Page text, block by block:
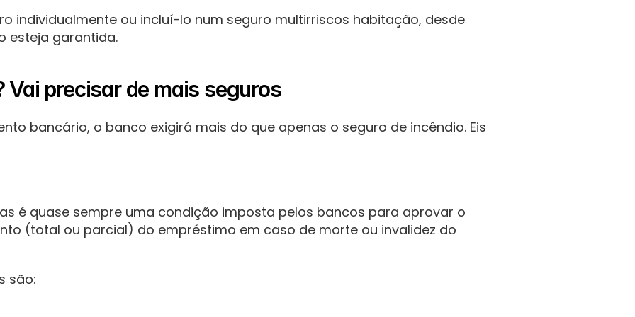
individualmente ou incluí-lo num seguro multirriscos habitação, desde
esteja garantida.
precisar de mais seguros
bancário, o banco exigirá mais do que apenas o seguro de incêndio. Eis
é quase sempre uma condição imposta pelos bancos para aprovar o
(total ou parcial) do empréstimo em caso de morte ou invalidez do
são: